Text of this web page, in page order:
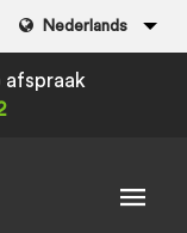
Nederlands
afspraak